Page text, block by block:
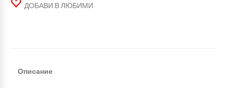
ДОБАВИ В ЛЮБИМИ
Описание